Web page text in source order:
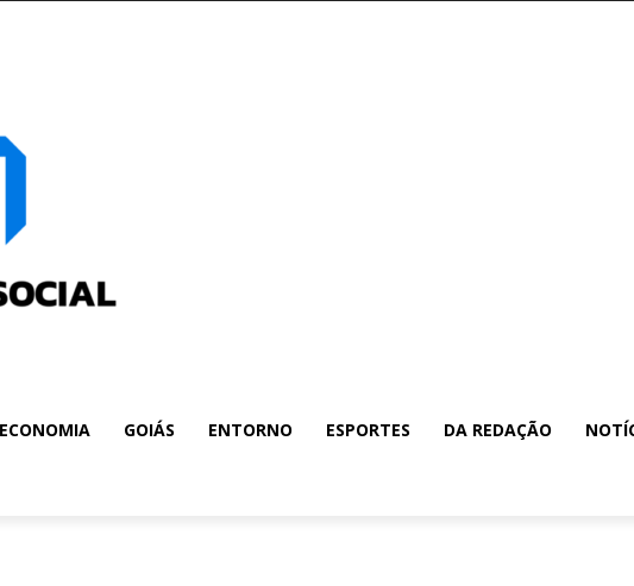
ECONOMIA GOIÁS ENTORNO ESPORTES DA REDAÇÃO